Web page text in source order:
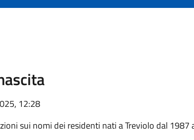
12:28
sui nomi dei residenti nati a Treviolo dal 1987